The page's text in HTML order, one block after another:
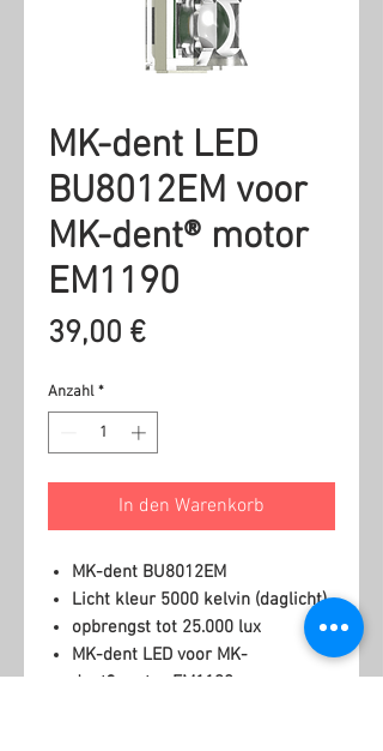
MK-dent LED
BU8012EM voor
MK-dent® motor
EM1190
39,00 €Preis
Anzahl *
In den Warenkorb
MK-dent BU8012EM
Licht kleur 5000 kelvin (daglicht)
opbrengst tot 25.000 lux
MK-dent LED voor MK-
dent® motor EM1190